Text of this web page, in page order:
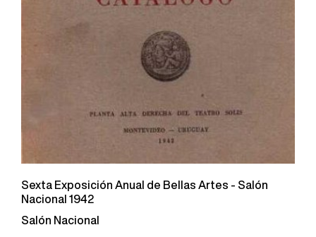
Sexta Exposición Anual de Bellas Artes - Salón
Nacional 1942
Salón Nacional